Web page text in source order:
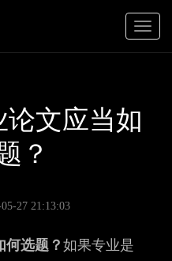
T
o
文应当如
？
27 21:13:03
何选题？ 如果专业是